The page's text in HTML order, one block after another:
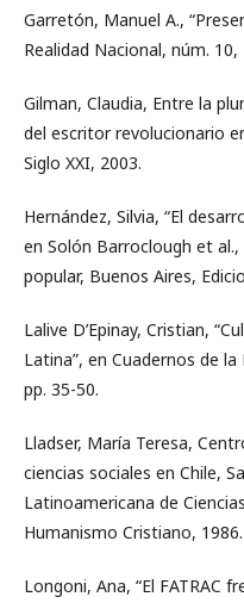
Garretón, Manuel A.,
Realidad Nacional, núm. 10,
Gilman, Claudia, Entre la
del escritor revolucionario
Siglo XXI, 2003.
Hernández, Silvia, “El
en Solón Barroclough et
popular, Buenos Aires,
Lalive D’Epinay, Cristian,
Latina”, en Cuadernos de
pp. 35-50.
Lladser, María Teresa,
ciencias sociales en Chile,
Latinoamericana de
Humanismo Cristiano, 1986.
Longoni, Ana, “El FATRAC